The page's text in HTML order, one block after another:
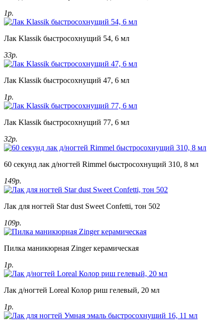
1р.
Лак Klassik быстросохнущий 54, 6 мл
33р.
Лак Klassik быстросохнущий 47, 6 мл
1р.
Лак Klassik быстросохнущий 77, 6 мл
32р.
60 секунд лак д/ногтей Rimmel быстросохнущий 310, 8 мл
149р.
Лак для ногтей Star dust Sweet Confetti, тон 502
109р.
Пилка маникюрная Zinger керамическая
1р.
Лак д/ногтей Loreal Колор риш гелевый, 20 мл
1р.